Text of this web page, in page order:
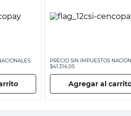
PRECIO SIN IMPUESTOS
$41.314,05
Agregar al